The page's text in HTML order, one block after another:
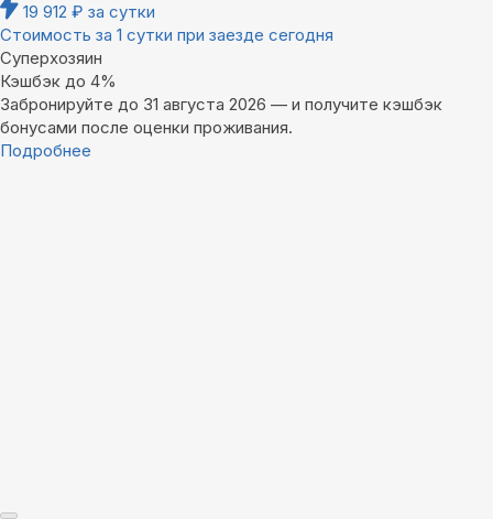
19 912 ₽ за сутки
Стоимость за 1 сутки при заезде сегодня
Суперхозяин
Кэшбэк до 4%
Забронируйте до 31 августа 2026 — и получите кэшбэк
бонусами после оценки проживания.
Подробнее